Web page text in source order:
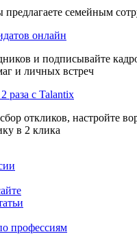
предлагаете семейным
онлайн
и подписывайте
и личных встреч
раза с Talantix
откликов, настройте
в 2 клика
профессиям